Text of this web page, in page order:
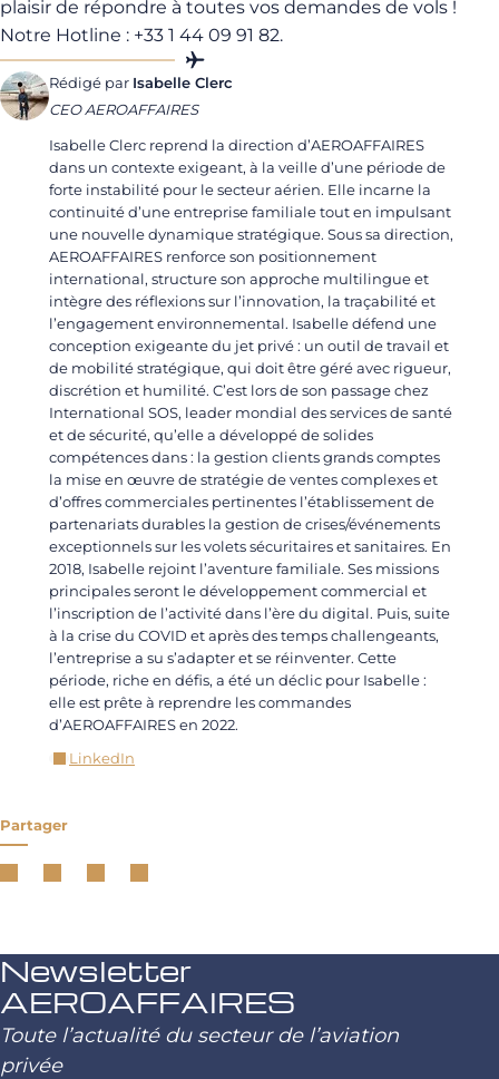
plaisir de répondre à toutes vos demandes de vols !
Notre Hotline : +33 1 44 09 91 82.
Rédigé par Isabelle Clerc
CEO AEROAFFAIRES
Isabelle Clerc reprend la direction d’AEROAFFAIRES
dans un contexte exigeant, à la veille d’une période de
forte instabilité pour le secteur aérien. Elle incarne la
continuité d’une entreprise familiale tout en impulsant
une nouvelle dynamique stratégique. Sous sa direction,
AEROAFFAIRES renforce son positionnement
international, structure son approche multilingue et
intègre des réflexions sur l’innovation, la traçabilité et
l’engagement environnemental. Isabelle défend une
conception exigeante du jet privé : un outil de travail et
de mobilité stratégique, qui doit être géré avec rigueur,
discrétion et humilité. C’est lors de son passage chez
International SOS, leader mondial des services de santé
et de sécurité, qu’elle a développé de solides
compétences dans : la gestion clients grands comptes
la mise en œuvre de stratégie de ventes complexes et
d’offres commerciales pertinentes l’établissement de
partenariats durables la gestion de crises/événements
exceptionnels sur les volets sécuritaires et sanitaires. En
2018, Isabelle rejoint l’aventure familiale. Ses missions
principales seront le développement commercial et
l’inscription de l’activité dans l’ère du digital. Puis, suite
à la crise du COVID et après des temps challengeants,
l’entreprise a su s’adapter et se réinventer. Cette
période, riche en défis, a été un déclic pour Isabelle :
elle est prête à reprendre les commandes
d’AEROAFFAIRES en 2022.
LinkedIn
Partager
Newsletter
AEROAFFAIRES
Toute l’actualité du secteur de l’aviation
privée